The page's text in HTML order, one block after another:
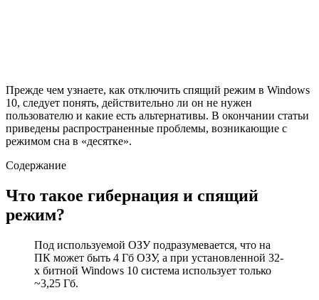
Прежде чем узнаете, как отключить спящий режим в Windows
10, следует понять, действительно ли он не нужен
пользователю и какие есть альтернативы. В окончании статьи
приведены распространенные проблемы, возникающие с
режимом сна в «десятке».
Содержание
Что такое гибернация и спящий
режим?
Под используемой ОЗУ подразумевается, что на
ПК может быть 4 Гб ОЗУ, а при установленной 32-
х битной Windows 10 система использует только
~3,25 Гб.